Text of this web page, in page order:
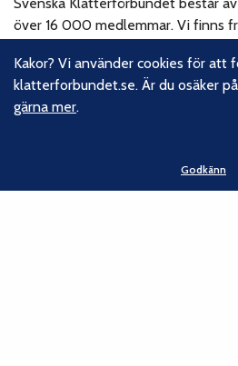
Svenska Klätterförbundet består
över 16 000 medlemmar. Vi finns
för din talan, oavsett om du är
vårt hållbarhetsarbete.
Kakor? Vi använder cookies för att
klatterforbundet.se. Är du osäker
gärna mer.
Godkänn